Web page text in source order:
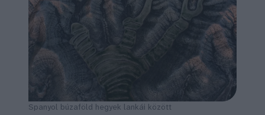
Spanyol búzaföld hegyek lankái között